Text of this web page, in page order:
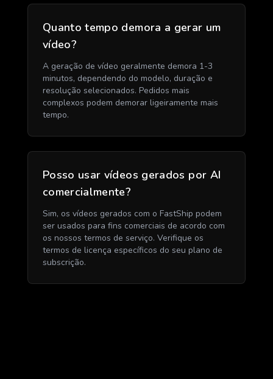
Quanto tempo demora a gerar um
vídeo?
A geração de vídeo geralmente demora 1-3
minutos, dependendo do modelo, duração e
resolução selecionados. Pedidos mais
complexos podem demorar ligeiramente mais
tempo.
Posso usar vídeos gerados por AI
comercialmente?
Sim, os vídeos gerados com o FastShip podem
ser usados para fins comerciais de acordo com
os nossos termos de serviço. Verifique os
termos de licença específicos do seu plano de
subscrição.